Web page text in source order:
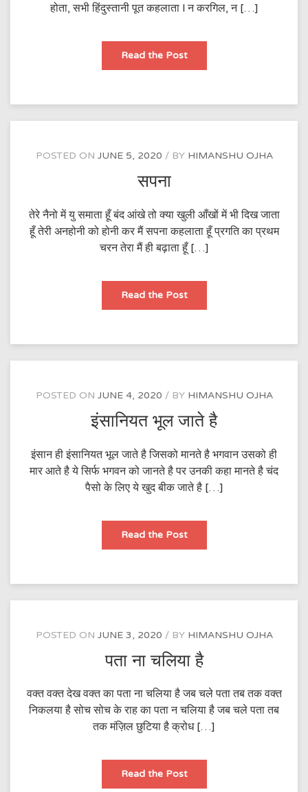
होता, सभी हिंदुस्तानी पूत कहलाता l न करगिल, न […]
Read the Postश्रद्धांजलि
POSTED ON JUNE 5, 2020 BY HIMANSHU OJHA
सपना
तेरे नैनो में यु समाता हूँ बंद आंखे तो क्या खुली आँखों में भी दिख जाता
हूँ तेरी अनहोनी को होनी कर मैं सपना कहलाता हूँ प्रगति का प्रथम
चरन तेरा मैं ही बढ़ाता हूँ […]
Read the Postसपना
POSTED ON JUNE 4, 2020 BY HIMANSHU OJHA
इंसानियत भूल जाते है
इंसान ही इंसानियत भूल जाते है जिसको मानते है भगवान उसको ही
मार आते है ये सिर्फ भगवन को जानते है पर उनकी कहा मानते है चंद
पैसो के लिए ये खुद बीक जाते है […]
Read the Postइंसानियत
जाते
POSTED ON JUNE 3, 2020 BY HIMANSHU OJHA
पता ना चलिया है
वक्त वक्त देख वक्त का पता ना चलिया है जब चले पता तब तक वक्त
निकलया है सोच सोच के राह का पता न चलिया है जब चले पता तब
तक मंज़िल छुटिया है क्रोध […]
Read the Postपता